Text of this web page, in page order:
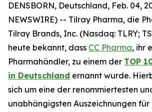
DENSBORN, Deutschland, Feb. 04,
NEWSWIRE) -- Tilray Pharma, die
Tilray Brands, Inc. (Nasdaq: TLRY;
heute bekannt, dass CC Pharma, ihr
Pharmahändler, zu einem der TOP
in Deutschland ernannt wurde.
sich um eine der renommiertesten
unabhängigsten Auszeichnungen